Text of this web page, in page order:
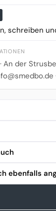
schreiben
· An der
ebenfalls